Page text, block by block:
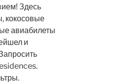
Здесь
кокосовые
авиабилеты
и